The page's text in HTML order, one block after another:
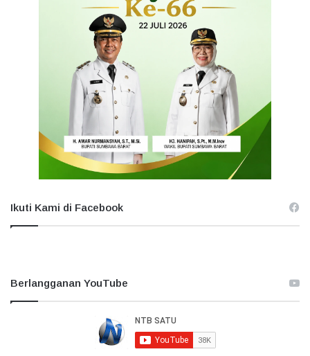
Ikuti Kami di Facebook
Berlangganan YouTube